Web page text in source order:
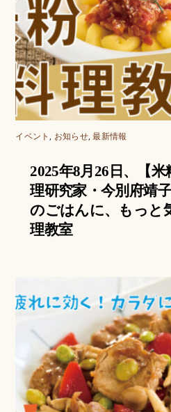
イベント , お知らせ,最新情報
2025年8月26日、【
理研究家・今別府靖
のごはんに、もっと
理教室